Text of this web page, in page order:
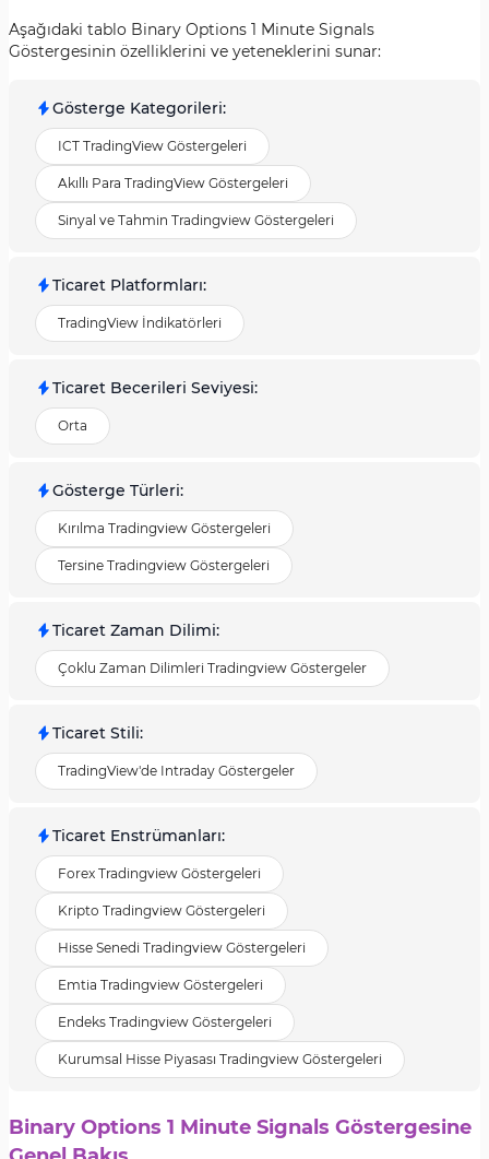
Aşağıdaki tablo Binary Options 1 Minute Signals
Göstergesinin özelliklerini ve yeteneklerini sunar:
Gösterge Kategorileri:
ICT TradingView Göstergeleri
Akıllı Para TradingView Göstergeleri
Sinyal ve Tahmin Tradingview Göstergeleri
Ticaret Platformları:
TradingView İndikatörleri
Ticaret Becerileri Seviyesi:
Orta
Gösterge Türleri:
Kırılma Tradingview Göstergeleri
Tersine Tradingview Göstergeleri
Ticaret Zaman Dilimi:
Çoklu Zaman Dilimleri Tradingview Göstergeler
Ticaret Stili:
TradingView'de Intraday Göstergeler
Ticaret Enstrümanları:
Forex Tradingview Göstergeleri
Kripto Tradingview Göstergeleri
Hisse Senedi Tradingview Göstergeleri
Emtia Tradingview Göstergeleri
Endeks Tradingview Göstergeleri
Kurumsal Hisse Piyasası Tradingview Göstergeleri
Binary Options 1 Minute Signals Göstergesine